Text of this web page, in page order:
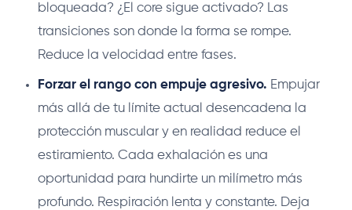
bloqueada? ¿El core sigue activado? Las
transiciones son donde la forma se rompe.
Reduce la velocidad entre fases.
Forzar el rango con empuje agresivo. Empujar
más allá de tu límite actual desencadena la
protección muscular y en realidad reduce el
estiramiento. Cada exhalación es una
oportunidad para hundirte un milímetro más
profundo. Respiración lenta y constante. Deja